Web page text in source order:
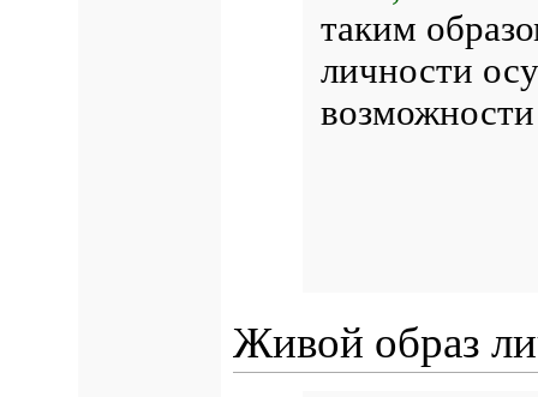
таким
личности
возможности
Живой образ